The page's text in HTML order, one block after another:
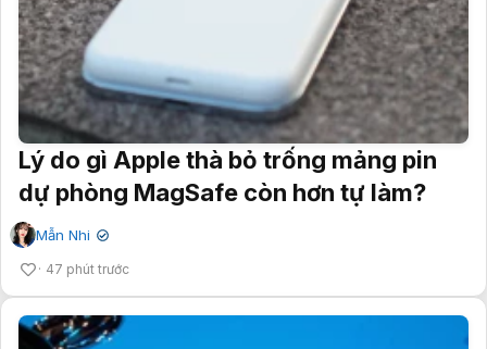
Lý do gì Apple thà bỏ trống mảng pin
dự phòng MagSafe còn hơn tự làm?
Mẫn Nhi ✔
47 phút trước